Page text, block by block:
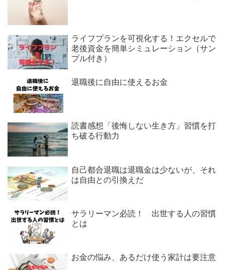
ライフプランを可視化する！エクセルで
老後資金を簡単シミュレーション（サン
プル付き）
退職後に自由に使えるお金
読書感想「後悔しない生き方」習慣を打
ち破る行動力
自己都合退職は退職金は少ないが、それ
は自由との引換えだ
サラリーマン必読！ 出世する人の習慣
とは
お金の悩み、あるだけ使う家計は要注意